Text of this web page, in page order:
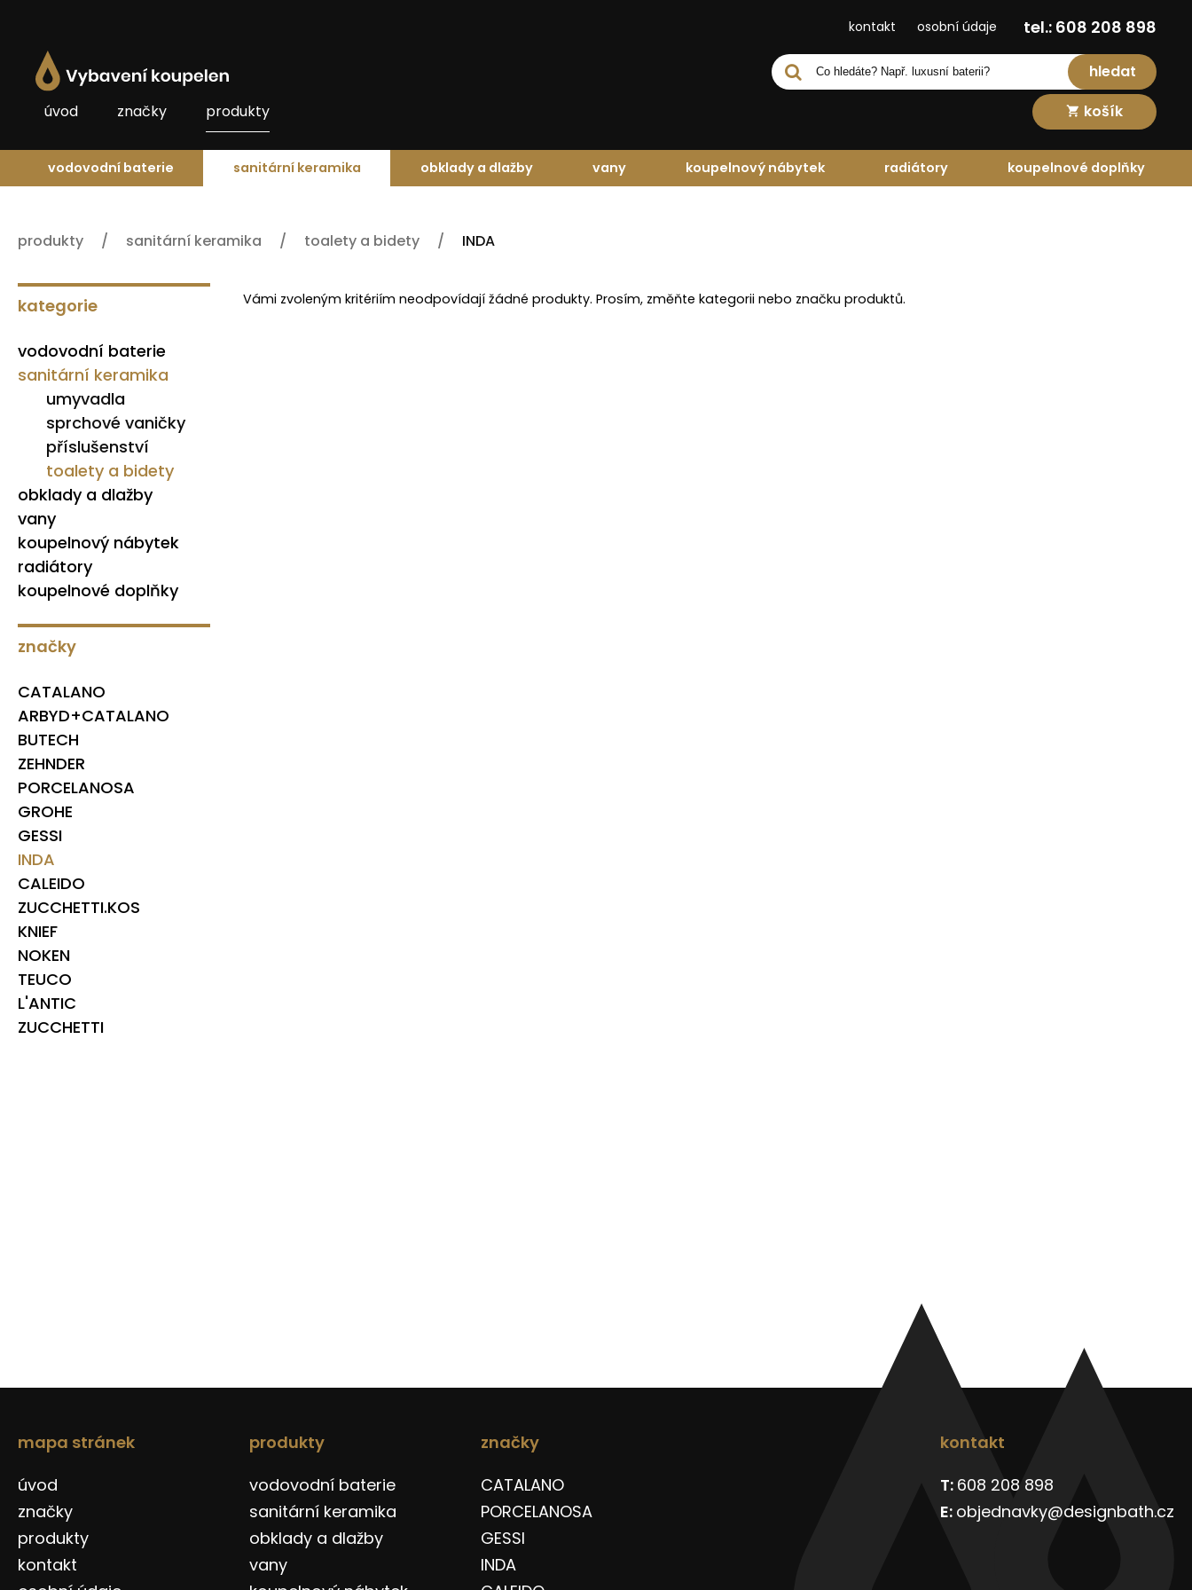
tel.: 608 208 898
kontakt osobní údaje
úvod značky produkty
hledat
košík
vodovodní baterie sanitární keramika obklady a dlažby vany koupelnový nábytek radiátory koupelnové doplňky
produkty sanitární keramika toalety a bidety INDA
kategorie
vodovodní baterie
sanitární keramika
umyvadla
sprchové vaničky
příslušenství
toalety a bidety
obklady a dlažby
vany
koupelnový nábytek
radiátory
koupelnové doplňky
značky
CATALANO
ARBYD+CATALANO
BUTECH
ZEHNDER
PORCELANOSA
GROHE
GESSI
INDA
CALEIDO
ZUCCHETTI.KOS
KNIEF
NOKEN
TEUCO
L'ANTIC
ZUCCHETTI
Vámi zvoleným kritériím neodpovídají žádné produkty. Prosím, změňte kategorii nebo značku produktů.
mapa stránek
úvod
značky
produkty
kontakt
produkty
vodovodní baterie
sanitární keramika
obklady a dlažby
vany
značky
CATALANO
PORCELANOSA
GESSI
INDA
kontakt
608 208 898
objednavky@designbath.cz